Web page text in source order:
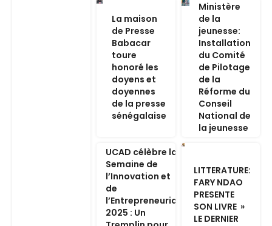
La maison
de Presse
Babacar
toure
honoré les
doyens et
doyennes
de la presse
sénégalaise
Ministère
de la
jeunesse:
Installation
du Comité
de Pilotage
de la
Réforme du
Conseil
National de
la jeunesse
UCAD célèbre la
Semaine de
l’Innovation et
de
l’Entrepreneuriat
2025 : Un
LITTERATURE:
FARY NDAO
PRESENTE
SON LIVRE »
LE DERNIER